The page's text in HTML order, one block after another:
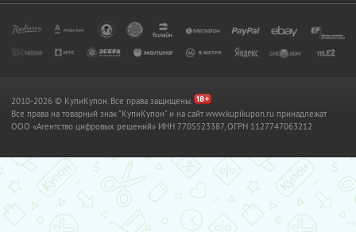
2010-2026 © КупиКупон. Все права защищены.
Все права на товарный знак "КупиКупон" и на сайт www.kupikupon.ru принадлежат
OOO «Агентство цифровых решений» ИНН 7705523387, ОГРН 1127747063212